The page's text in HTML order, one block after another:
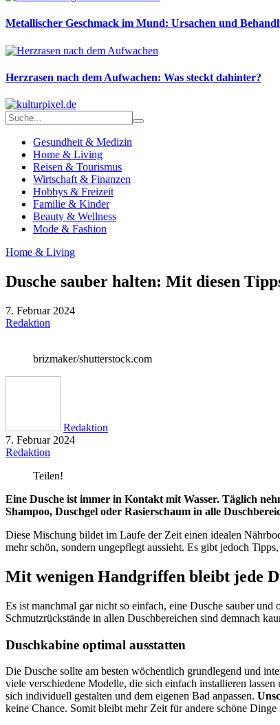
Metallischer Geschmack im Mund: Ursachen und
Herzrasen nach dem Aufwachen: Was steckt dahinter?
Gesundheit & Medizin
Home & Living
Reisen & Tourismus
Wirtschaft & Finanzen
Hobbys & Freizeit
Familie & Kinder
Beauty & Wellness
Mode & Fashion
Home & Living
Dusche sauber halten: Mit diesen
7. Februar 2024
Redaktion
brizmaker/shutterstock.com
Redaktion
7. Februar 2024
Redaktion
Teilen!
Eine Dusche ist immer in Kontakt mit Wasser. Täglich
Shampoo, Duschgel oder Rasierschaum in alle
Diese Mischung bildet im Laufe der Zeit einen idealen
mehr schön, sondern ungepflegt aussieht. Es gibt jedoch
Mit wenigen Handgriffen bleibt jede
Es ist manchmal gar nicht so einfach, eine Dusche sauber
Schmutzrückstände in allen Duschbereichen sind demnach
Duschkabine optimal ausstatten
Die Dusche sollte am besten wöchentlich grundlegend und
viele verschiedene Modelle, die sich einfach installieren
sich individuell gestalten und dem eigenen Bad anpassen.
keine Chance. Somit bleibt mehr Zeit für andere schöne Dinge